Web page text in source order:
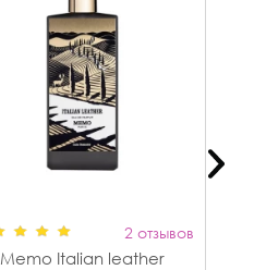
2 отзывов
Memo Italian leather